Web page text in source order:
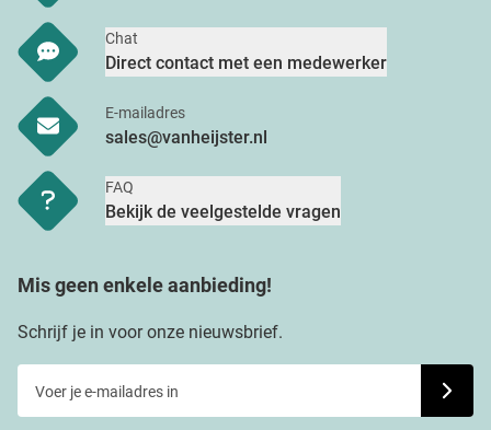
Chat
Direct contact met een medewerker
E-mailadres
sales@vanheijster.nl
FAQ
Bekijk de veelgestelde vragen
Mis geen enkele aanbieding!
Schrijf je in voor onze nieuwsbrief.